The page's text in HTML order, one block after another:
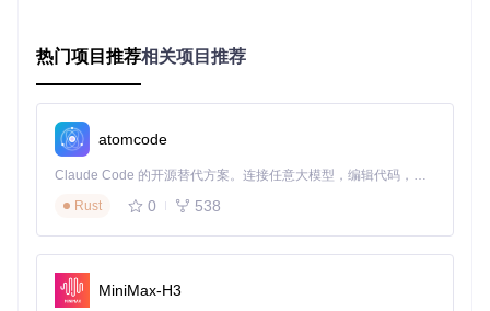
export
export PATH=$JAVA_HOME/bin:$PATH
配置MySQL
CREATE DATABASE neatlogic
部署Tomcat：调整JVM参数优化性能
热门项目推荐相关项目推荐
atomcode
Claude Code 的开源替代方案。连接任意大模型，编辑代码，运行命令，自动验证 — 全自动执行。用 Rust 构建，极致性能。 ｜ An open-source alternative to Claude Code. Connect any LLM, edit code, run commands, and verify changes — autonomously. Built in Rust for speed. Get Started
Rust
0 538
MiniMax-H3